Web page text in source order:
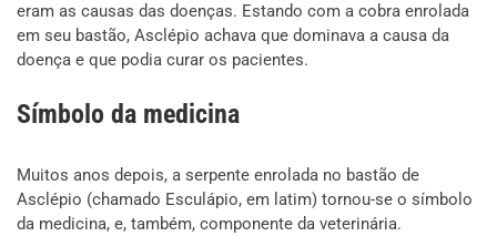
eram as causas das doenças. Estando com a cobra enrolada
em seu bastão, Asclépio achava que dominava a causa da
doença e que podia curar os pacientes.
Símbolo da medicina
Muitos anos depois, a serpente enrolada no bastão de
Asclépio (chamado Esculápio, em latim) tornou-se o símbolo
da medicina, e, também, componente da veterinária.